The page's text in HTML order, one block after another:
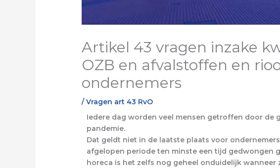
Artikel 43 vragen inzake
OZB en afvalstoffen en
ondernemers
/Vragen art 43 RvO
Iedere dag worden veel mensen getroffen door de
pandemie.
Dat geldt niet in de laatste plaats voor
afgelopen periode ten minste een tijd gedwongen
horeca is het zelfs nog geheel onduidelijk wanneer